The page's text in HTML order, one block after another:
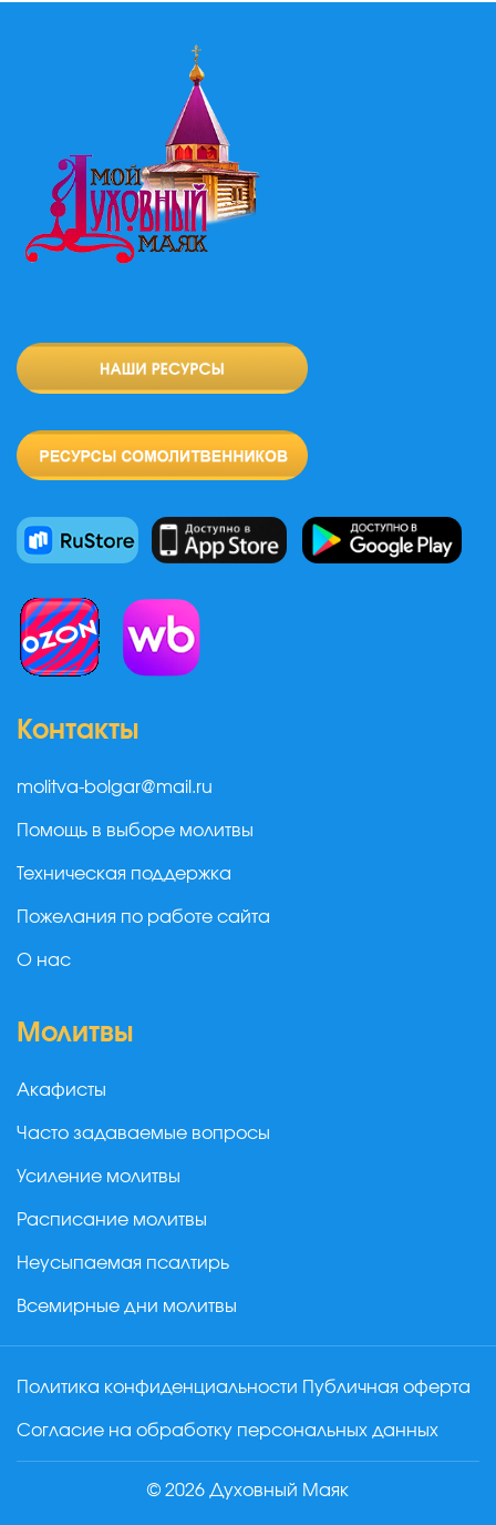
Контакты
molitva-bolgar@mail.ru
Помощь в выборе молитвы
Техническая поддержка
Пожелания по работе сайта
О нас
Молитвы
Акафисты
Часто задаваемые вопросы
Усиление молитвы
Расписание молитвы
Неусыпаемая псалтирь
Всемирные дни молитвы
Политика конфиденциальности Публичная оферта
Согласие на обработку персональных данных
© 2026 Духовный Маяк